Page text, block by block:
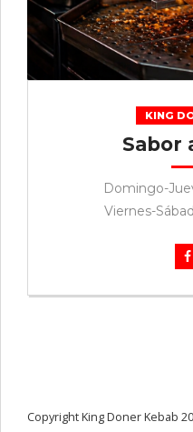
KING
Sabor
Domingo-
Viernes-
Copyright King Doner Kebab